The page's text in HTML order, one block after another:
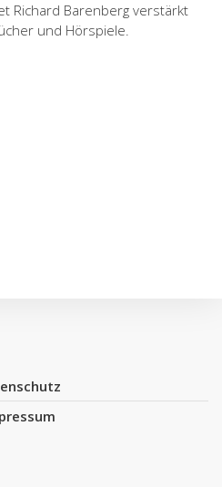
Richard Barenberg verstärkt
und Hörspiele.